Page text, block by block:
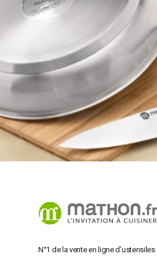
N°1 de la vente en ligne